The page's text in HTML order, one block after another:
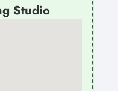
Studio